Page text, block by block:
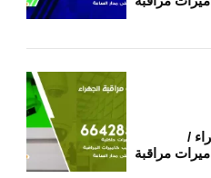
/
كاميرات مراقبة